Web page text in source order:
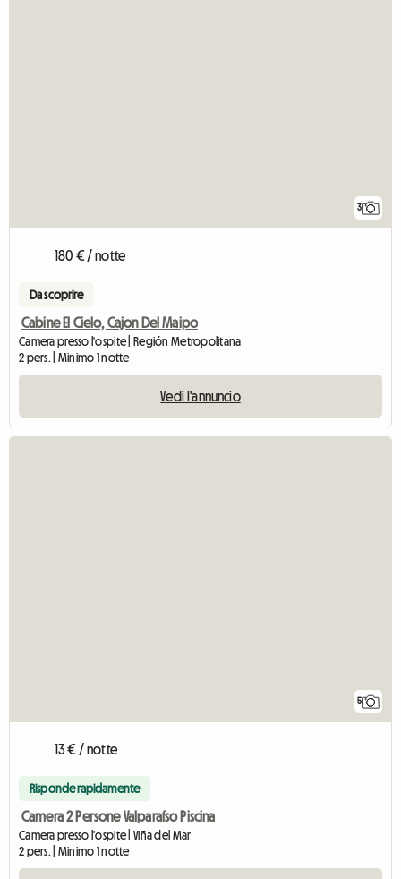
3
180 € / notte
Da scoprire
Cabine El Cielo, Cajon Del Maipo
Camera presso l'ospite | Región Metropolitana
2 pers. | Minimo 1 notte
Vedi l'annuncio
5
13 € / notte
Risponde rapidamente
Camera 2 Persone Valparaíso Piscina
Camera presso l'ospite | Viña del Mar
2 pers. | Minimo 1 notte